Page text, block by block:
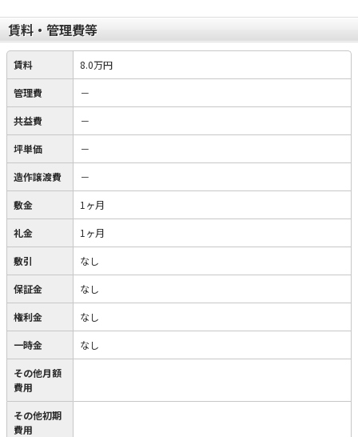
賃料・管理費等
賃料 8.0万円
管理費 －
共益費 －
坪単価 －
造作譲渡費 －
敷金 1ヶ月
礼金 1ヶ月
敷引 なし
保証金 なし
権利金 なし
一時金 なし
その他月額
費用
その他初期
費用